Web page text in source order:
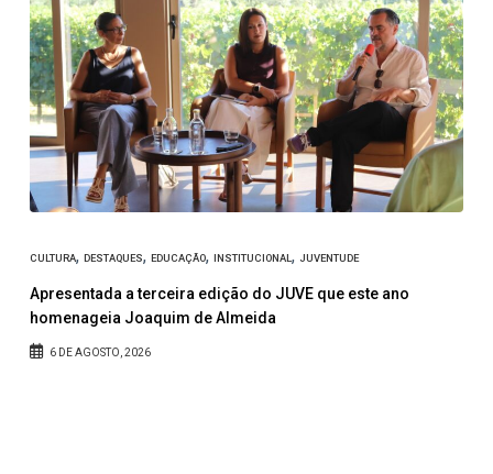
CULTURA, DESTAQUES, EDUCAÇÃO, INSTITUCIONAL , JUVENTUDE
Apresentada a terceira edição do JUVE que este ano
homenageia Joaquim de Almeida
6 DE AGOSTO, 2026